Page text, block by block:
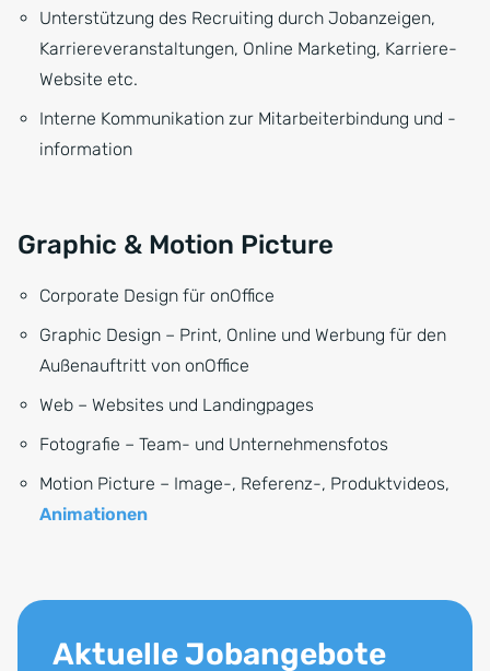
Unterstützung des Recruiting durch Jobanzeigen,
Karriereveranstaltungen, Online Marketing, Karriere-
Website etc.
Interne Kommunikation zur Mitarbeiterbindung und -
information
Graphic & Motion Picture
Corporate Design für onOffice
Graphic Design – Print, Online und Werbung für den
Außenauftritt von onOffice
Web – Websites und Landingpages
Fotografie – Team- und Unternehmensfotos
Motion Picture – Image-, Referenz-, Produktvideos,
Animationen
Aktuelle Jobangebote